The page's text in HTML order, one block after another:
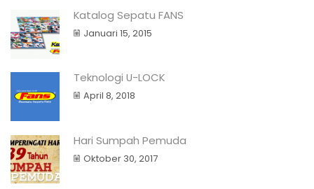
Katalog Sepatu FANS
Januari 15, 2015
Teknologi U-LOCK
April 8, 2018
Hari Sumpah Pemuda
Oktober 30, 2017